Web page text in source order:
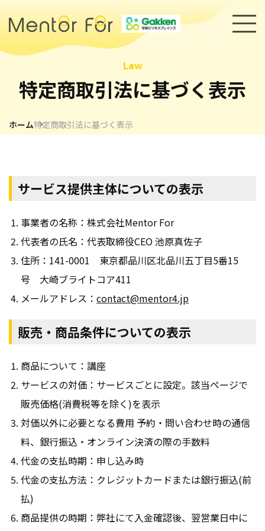
採用情報 お知らせ
会社情報 お問い合わせ
お役立ち資料
特定商取引法に基づく表示
ホーム特定商取引法に基づく表示
サービス提供主体についての表示
事業者の名称：株式会社Mentor For
代表者の氏名：代表取締役CEO 池原真佐子
住所：141-0001 東京都品川区北品川五丁目5番15
号 大崎ブライトコア411
メールアドレス： contact@mentor4.jp
販売・商品条件についての表示
商品について：講座
サービスの対価：サービスごとに設定。該当ページで
販売価格(消費税等を除く)を表示
対価以外に必要となる費用 予約・問い合わせ時の通信
料、銀行振込・オンライン決済の際の手数料
代金の支払時期：申し込み時
代金の支払方法：クレジットカードまたは銀行振込(前
払)
商品提供の時期：弊社にて入金確認後、翌営業日中に